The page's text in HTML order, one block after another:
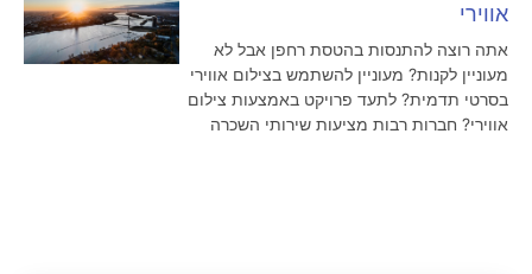
אווירי
אתה רוצה להתנסות בהטסת רחפן אבל לא
מעוניין לקנות? מעוניין להשתמש בצילום אווירי
בסרטי תדמית? לתעד פרויקט באמצעות צילום
אווירי? חברות רבות מציעות שירותי השכרה